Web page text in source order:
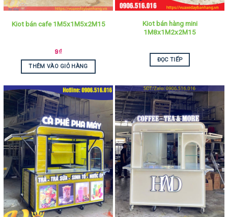
Kiot bán cafe 1M5x1M5x2M15
9₫
THÊM VÀO GIỎ HÀNG
Kiot bán hàng mini
1M8x1M2x2M15
ĐỌC TIẾP